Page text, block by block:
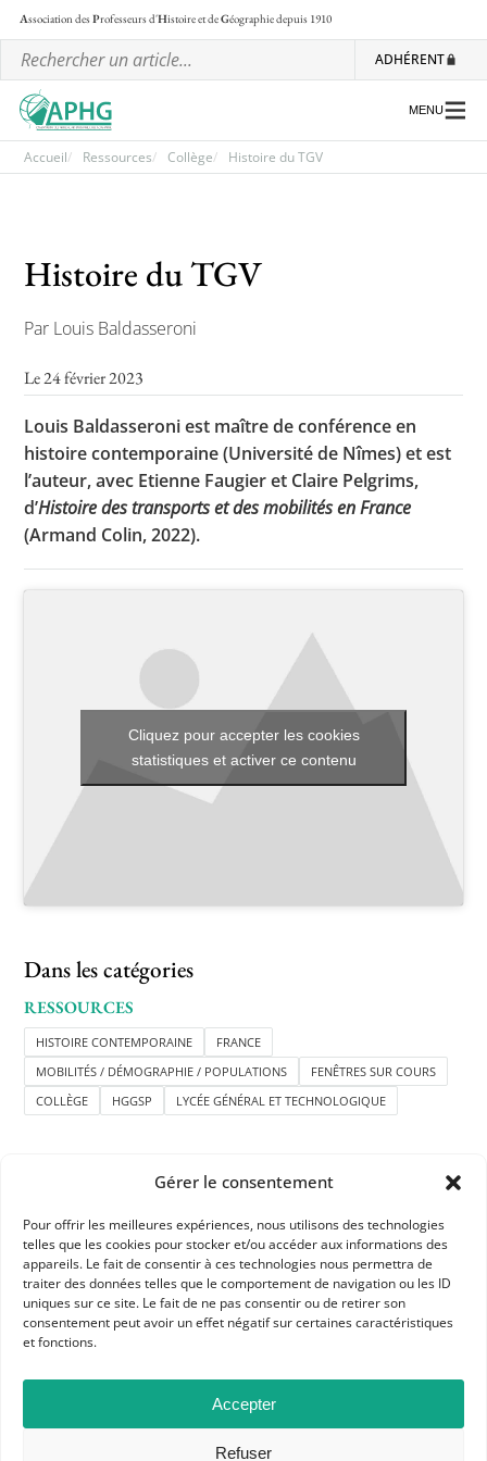
Gérer le consentement
Pour offrir les meilleures expériences, nous utilisons des technologies
telles que les cookies pour stocker et/ou accéder aux informations des
appareils. Le fait de consentir à ces technologies nous permettra de
traiter des données telles que le comportement de navigation ou les ID
uniques sur ce site. Le fait de ne pas consentir ou de retirer son
consentement peut avoir un effet négatif sur certaines caractéristiques
et fonctions.
Accepter
Refuser
Association desProfesseurs d'Histoire et deGéographiedepuis 1910
ADHÉRENT
Les régionales
Lettre d’information de l’APHG
L’APHG dans la presse
Toutes les actualités
Concours de recrutement
Concours scolaires
Conférences, tables rondes
Critique d’ouvrages publiés
MENU
Accueil Ressources Collège Histoire du TGV
Histoire du TGV
Par Louis Baldasseroni
Le 24 février 2023
Louis Baldasseroni est maître de conférence en
histoire contemporaine (Université de Nîmes) et est
l’auteur, avec Etienne Faugier et Claire Pelgrims,
d’Histoire des transports et des mobilités en France
(Armand Colin, 2022).
Cliquez pour accepter les cookies
statistiques et activer ce contenu
Dans les catégories
RESSOURCES
HISTOIRE CONTEMPORAINE
FRANCE
MOBILITÉS / DÉMOGRAPHIE / POPULATIONS
FENÊTRES SUR COURS
COLLÈGE
HGGSP LYCÉE GÉNÉRAL ET TECHNOLOGIQUE
APHG
Association des professeurs d'histoire et géographie
BP 6541 – 75065 Paris Cedex 02
CONTACTEZ-NOUS